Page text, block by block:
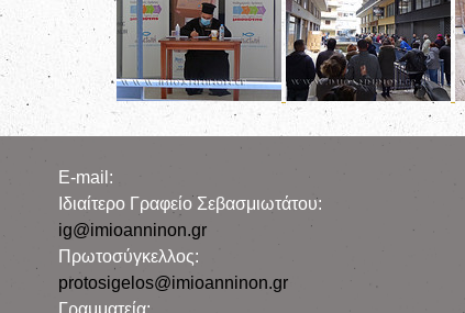
E-mail:
Iδιαίτερο Γραφείο Σεβασμιωτάτου:
ig@imioanninon.gr
Πρωτοσύγκελλος:
protosigelos@imioanninon.gr
Γραμματεία: